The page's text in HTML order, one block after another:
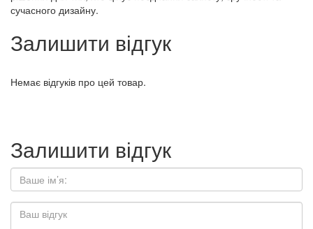
сучасного дизайну.
Залишити відгук
Немає відгуків про цей товар.
Залишити відгук